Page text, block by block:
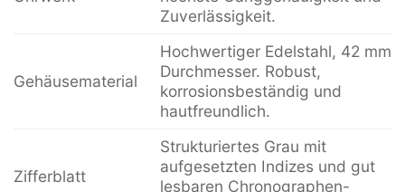
Zuverlässigkeit.
Gehäusematerial
Hochwertiger Edelstahl, 42 mm
Durchmesser. Robust,
korrosionsbeständig und
hautfreundlich.
Zifferblatt
Strukturiertes Grau mit
aufgesetzten Indizes und gut
lesbaren Chronographen-